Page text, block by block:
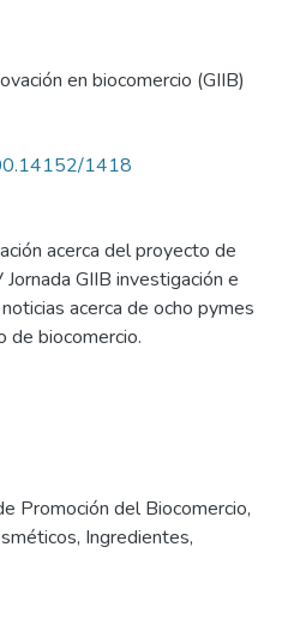
en biocomercio (GIIB)
1418
acerca del proyecto de
GIIB investigación e
acerca de ocho pymes
de biocomercio.
Promoción del Biocomercio,
, Ingredientes,